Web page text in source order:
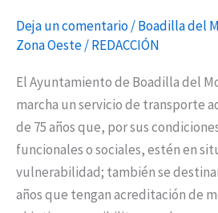
Deja un comentario/Boadilla del
Zona Oeste/REDACCIÓN
El Ayuntamiento de Boadilla del
marcha un servicio de transporte
de 75 años que, por sus
funcionales o sociales, estén en
vulnerabilidad; también se
años que tengan acreditación de